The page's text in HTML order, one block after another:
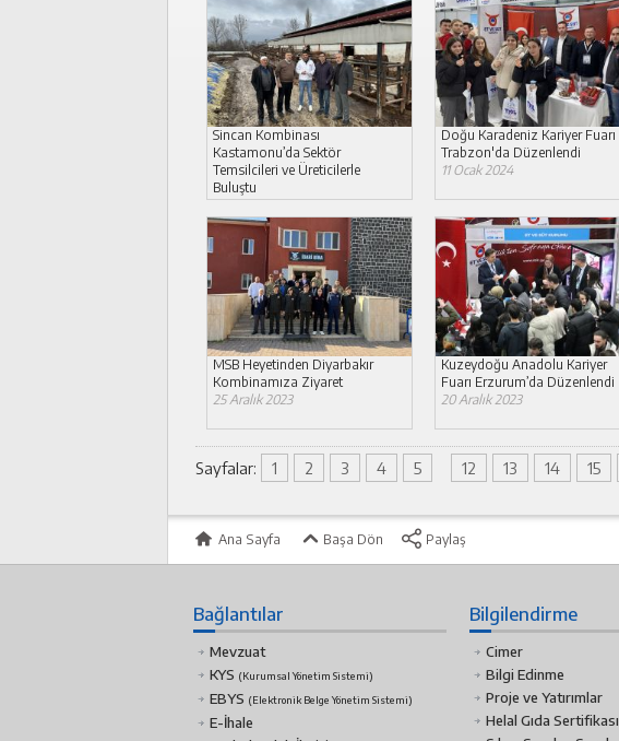
Sincan Kombinası
Kastamonu’da Sektör
Temsilcileri ve Üreticilerle
Buluştu
16 Ocak 2024
Doğu Karadeniz Kariyer Fuarı
Trabzon'da Düzenlendi
11 Ocak 2024
MSB Heyetinden Diyarbakır
Kombinamıza Ziyaret
25 Aralık 2023
Kuzeydoğu Anadolu Kariyer
Fuarı Erzurum’da Düzenlendi
20 Aralık 2023
Sayfalar: 1 2 3 4 5 12 13 14 15
Ana Sayfa Başa Dön Paylaş
Bağlantılar
Mevzuat
KYS (Kurumsal Yönetim Sistemi)
EBYS (Elektronik Belge Yönetim Sistemi)
E-İhale
Bilgilendirme
Cimer
Bilgi Edinme
Proje ve Yatırımlar
Helal Gıda Sertifikası